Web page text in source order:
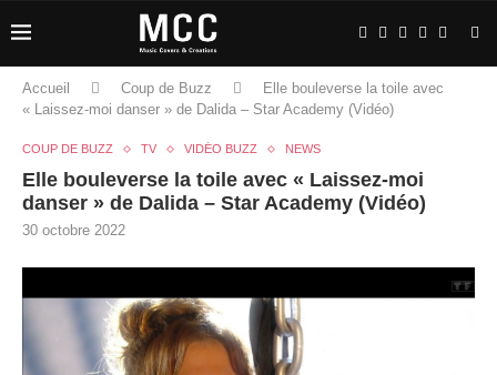
Accueil Coup de Buzz
Elle bouleverse la toile avec
« Laissez-moi danser » de Dalida – Star Academy (Vidéo)
COUP DE BUZZ TV VIDÉO BUZZ NEWS
Elle bouleverse la toile avec « Laissez-moi
danser » de Dalida – Star Academy (Vidéo)
30 octobre 2022